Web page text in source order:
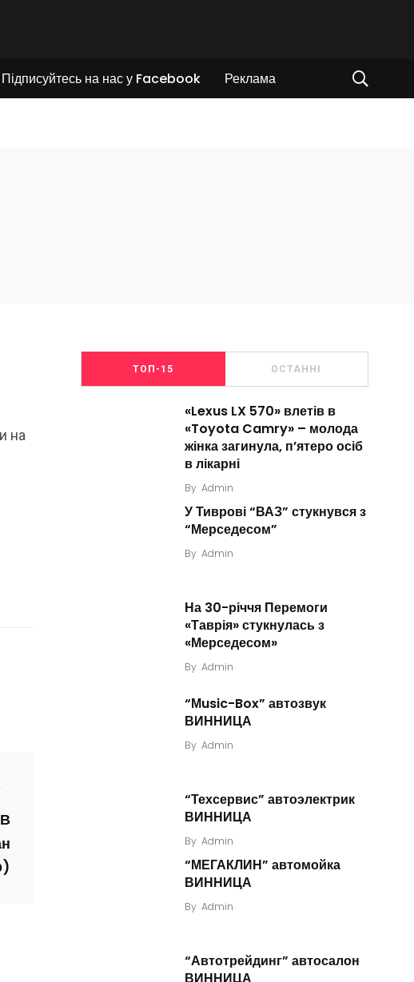
Підписуйтесь на нас у Facebook Реклама
на
ТОП-15 ОСТАННІ
«Lexus LX 570» влетів в
«Toyota Camry» – молода
жінка загинула, п’ятеро осіб
в лікарні
By Admin
У Тиврові “ВАЗ” стукнувся з
“Мерседесом”
By Admin
На 30-річчя Перемоги
«Таврія» стукнулась з
«Мерседесом»
By Admin
“Мusic-Box” автозвук
ВИННИЦА
By Admin
“Техсервис” автоэлектрик
ВИННИЦА
By Admin
“МЕГАКЛИН” автомойка
ВИННИЦА
By Admin
“Автотрейдинг” автосалон